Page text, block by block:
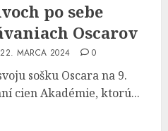
po sebe
Oscarov
22. MARCA 2024 0
sošku Oscara na 9.
cien Akadémie, ktorú...